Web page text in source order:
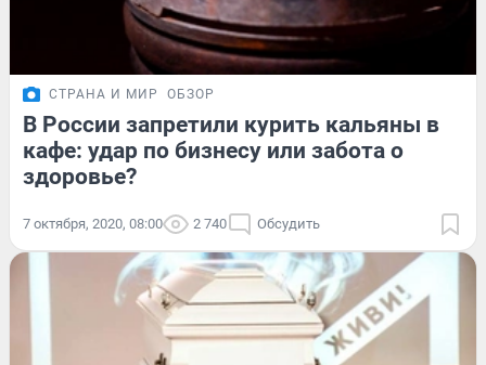
СТРАНА И МИР ОБЗОР
В России запретили курить кальяны в
кафе: удар по бизнесу или забота о
здоровье?
7 октября, 2020, 08:00 2 740 Обсудить